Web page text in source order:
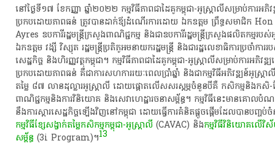
នៅ​ថ្ងៃ​ទី​១៧​ ខែកញ្ញា​ ឆ្នាំ​២០២២​ កម្មវិធី​ភាព​ជា​ដៃគូ​កម្ពុជា​-​អូស្ត្រាលី​សម្រាប់​ការ​អភិវ
ប្រកបដោយ​ភាព​ធន់​ ត្រូវ​បាន​ដាក់​ឪ្យ​ដំណើរការ​ដោយ​ ឯកឧត្តម​ ព្រឹទ្ធ​សមាជិក​
Ayres​ ឧបការី​រដ្ឋមន្ត្រី​ក្រសួងពាណិជ្ជកម្ម​ និង​ជា​ឧបការី​រដ្ឋមន្ត្រីក្រសួង​ផលិតកម្ម​រប
ឯកឧត្តម​ វ​ង្សី​ វិស្សុត​ រដ្ឋមន្ត្រី​ប្រតិភូ​អម​នាយក​រដ្ឋមន្ត្រី​ និង​ជា​រដ្ឋលេខាធិការ​ប្រចាំកា
សេដ្ឋកិច្ច​ និង​ហិរញ្ញវត្ថុ​កម្ពុជា​។​ កម្មវិធី​ភាព​ជា​ដៃគូ​កម្ពុជា​-​អូស្ត្រាលី​សម្រាប់​ការ​អភិវឌ្ឍ​
ប្រកបដោយ​ភាព​ធន់​ គឺជា​ការ​សហការ​រយៈពេល​ប្រាំ​ឆ្នាំ​ និង​ជា​កម្មវិធី​អភិវឌ្ឍន៍​អូស្ត្រា
តម្លៃ​ ៨៧​ លាន​ដុល្លារ​អូស្ត្រាលី​ ដោយ​ផ្តោត​លើ​សសរស្តម្ភ​ចំនួន​បី​គឺ​ កសិកម្ម​និង​ក​សិ​-​ក
ពាណិជ្ជកម្ម​និង​ការ​វិនិយោគ​ និង​សេវា​ហេដ្ឋារចនាសម្ព័ន្ធ​។​ កម្មវិធី​នេះ​មាន​គោល
នឹង​ការ​ស្តារ​សេដ្ឋកិច្ច​ឡើង​វិញ​នៅ​កម្ពុជា​ ដោយ​ធ្វើការ​គំនិត​ផ្តួចផ្តើម​ដែល​បាន​បញ្ចប់​
កម្មវិធី​ខ្សែ​សង្វា​ក់​តម្លៃ​កសិកម្ម​កម្ពុជា​-​អូស្ត្រាលី​(CAVAC) និង​កម្មវិធី​វិនិយោគ​លើ​វិស័
សម្ព័ន្ធ ​ (3i Program)។​13